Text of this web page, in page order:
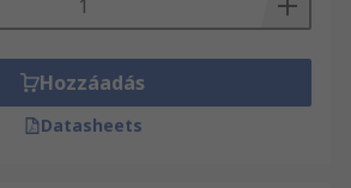
Hozzáadás
Datasheets